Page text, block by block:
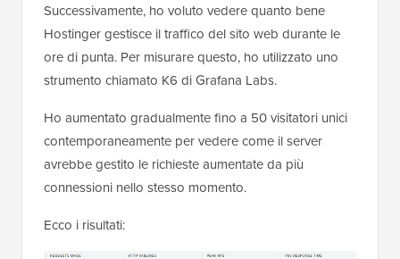
Successivamente, ho voluto vedere quanto bene
Hostinger gestisce il traffico del sito web durante le
ore di punta. Per misurare questo, ho utilizzato uno
strumento chiamato K6 di Grafana Labs.
Ho aumentato gradualmente fino a 50 visitatori unici
contemporaneamente per vedere come il server
avrebbe gestito le richieste aumentate da più
connessioni nello stesso momento.
Ecco i risultati: